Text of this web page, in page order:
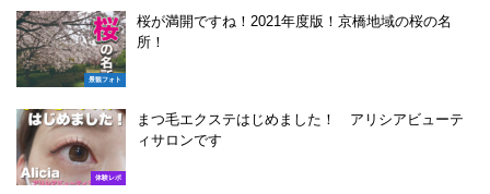
景観フォト
桜が満開ですね！2021年度版！京橋地域の桜の名
所！
体験レポ
まつ毛エクステはじめました！ アリシアビューテ
ィサロンです